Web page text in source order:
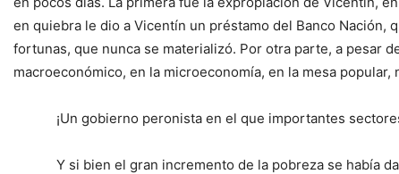
en quiebra le dio a Vicentín un préstamo del Banco Nación,
fortunas, que nunca se materializó. Por otra parte, a pesar
macroeconómico, en la microeconomía, en la mesa popular,
¡Un gobierno peronista en el que importantes sectores
Y si bien el gran incremento de la pobreza se había